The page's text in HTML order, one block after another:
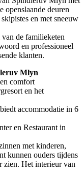
openslaande deuren
en met sneeuw
de familieketen
en professioneel
klanten.
Mlyn
comfort
en het
accommodatie in 6
en Restaurant in
met kinderen,
kunnen ouders tijdens
zien. Het interieur van